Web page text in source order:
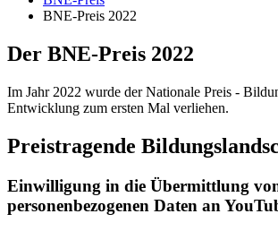
BNE-Preis 2022
Der BNE-Preis 2022
Im Jahr 2022 wurde der Nationale Preis -
Entwicklung zum ersten Mal verliehen.
Preistragende
Einwilligung in die Übermittlung
personenbezogenen Daten an